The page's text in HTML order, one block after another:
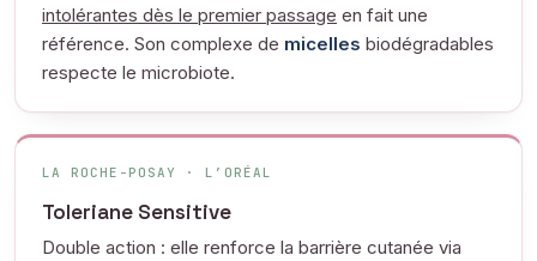
intolérantes dès le premier passage en fait une
référence. Son complexe de micelles biodégradables
respecte le microbiote.
LA ROCHE-POSAY · L’ORÉAL
Toleriane Sensitive
Double action : elle renforce la barrière cutanée via